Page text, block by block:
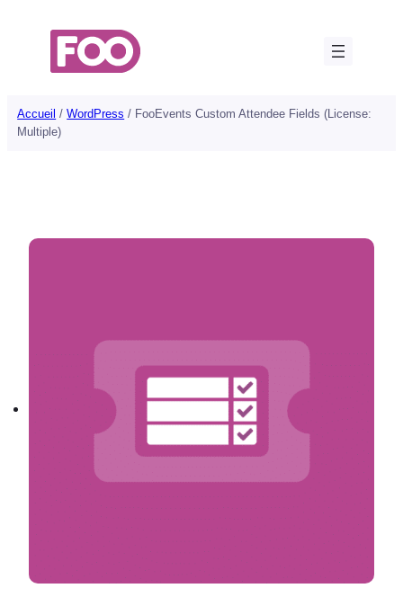
Accueil /WordPress / FooEvents Custom Attendee Fields (License:
Multiple)